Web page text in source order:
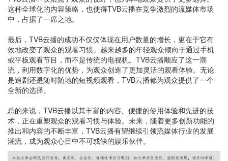
这种全球化的内容策略，也使得TVB云播在竞争激烈的流媒体市场
中，占据了一席之地。
最后，TVB云播的成功不仅仅体现在用户数量的增长，更在于它有
效地改变了观众的观看习惯。越来越多的年轻观众倾向于通过手机
或平板观看节目，而不是传统的电视机。TVB云播顺应了这一潮
流，利用数字化的优势，为观众创造了更加灵活的观看体验。无论
是追剧还是随时随地的短视频观看，TVB云播都为观众提供了一个
全新的选择。
总的来说，TVB云播以其丰富的内容、便捷的使用体验和先进的技
术，正在重塑观众的观看习惯与体验。未来，随着更多创新功能的
推出和内容的不断丰富，TVB云播有望继续引领流媒体行业的发展
潮流，成为观众心目中不可或缺的娱乐伙伴。